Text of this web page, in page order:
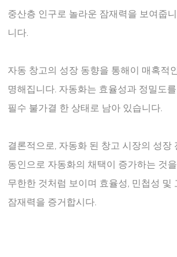
중산층 인구로 놀라운 잠재력을 보여줍
니다.
자동 창고의 성장 동향을 통해이 매혹적
명해집니다. 자동화는 효율성과 정밀도
필수 불가결 한 상태로 남아 있습니다.
결론적으로, 자동화 된 창고 시장의 성
동인으로 자동화의 채택이 증가하는 것
무한한 것처럼 보이며 효율성, 민첩성
잠재력을 증거합시다.